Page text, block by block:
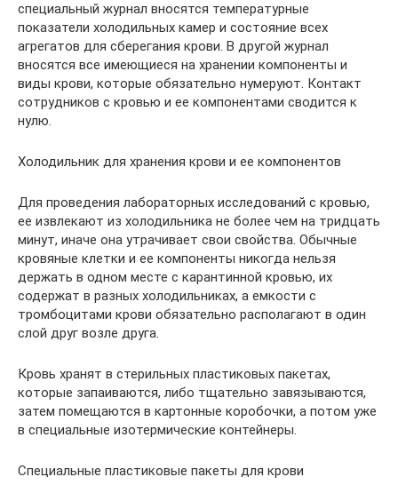
специальный журнал вносятся температурные
показатели холодильных камер и состояние всех
агрегатов для сберегания крови. В другой журнал
вносятся все имеющиеся на хранении компоненты и
виды крови, которые обязательно нумеруют. Контакт
сотрудников с кровью и ее компонентами сводится к
нулю.
Холодильник для хранения крови и ее компонентов
Для проведения лабораторных исследований с кровью,
ее извлекают из холодильника не более чем на тридцать
минут, иначе она утрачивает свои свойства. Обычные
кровяные клетки и ее компоненты никогда нельзя
держать в одном месте с карантинной кровью, их
содержат в разных холодильниках, а емкости с
тромбоцитами крови обязательно располагают в один
слой друг возле друга.
Кровь хранят в стерильных пластиковых пакетах,
которые запаиваются, либо тщательно завязываются,
затем помещаются в картонные коробочки, а потом уже
в специальные изотермические контейнеры.
Специальные пластиковые пакеты для крови